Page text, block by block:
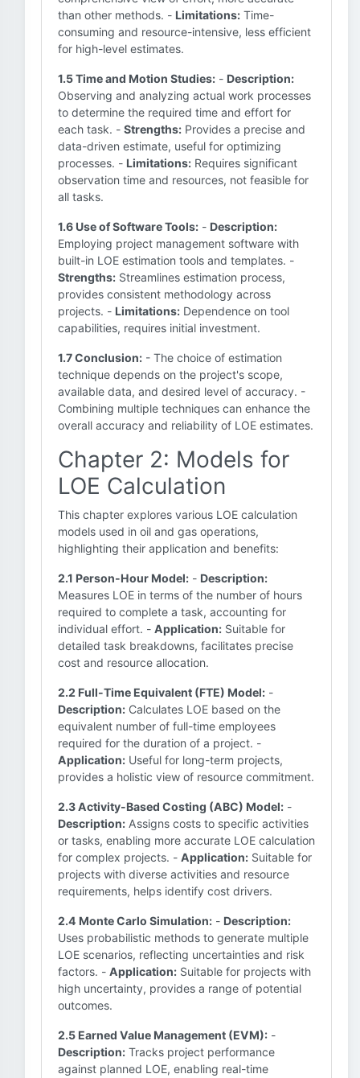
than other methods. - Limitations: Time-
consuming and resource-intensive, less efficient
for high-level estimates.
1.5 Time and Motion Studies: - Description:
Observing and analyzing actual work processes
to determine the required time and effort for
each task. - Strengths: Provides a precise and
data-driven estimate, useful for optimizing
processes. - Limitations: Requires significant
observation time and resources, not feasible for
all tasks.
1.6 Use of Software Tools: - Description:
Employing project management software with
built-in LOE estimation tools and templates. -
Strengths: Streamlines estimation process,
provides consistent methodology across
projects. - Limitations: Dependence on tool
capabilities, requires initial investment.
1.7 Conclusion: - The choice of estimation
technique depends on the project's scope,
available data, and desired level of accuracy. -
Combining multiple techniques can enhance the
overall accuracy and reliability of LOE estimates.
Chapter 2: Models for
LOE Calculation
This chapter explores various LOE calculation
models used in oil and gas operations,
highlighting their application and benefits:
2.1 Person-Hour Model: - Description:
Measures LOE in terms of the number of hours
required to complete a task, accounting for
individual effort. - Application: Suitable for
detailed task breakdowns, facilitates precise
cost and resource allocation.
2.2 Full-Time Equivalent (FTE) Model: -
Description: Calculates LOE based on the
equivalent number of full-time employees
required for the duration of a project. -
Application: Useful for long-term projects,
provides a holistic view of resource commitment.
2.3 Activity-Based Costing (ABC) Model: -
Description: Assigns costs to specific activities
or tasks, enabling more accurate LOE calculation
for complex projects. - Application: Suitable for
projects with diverse activities and resource
requirements, helps identify cost drivers.
2.4 Monte Carlo Simulation: - Description:
Uses probabilistic methods to generate multiple
LOE scenarios, reflecting uncertainties and risk
factors. - Application: Suitable for projects with
high uncertainty, provides a range of potential
outcomes.
2.5 Earned Value Management (EVM): -
Description: Tracks project performance
against planned LOE, enabling real-time